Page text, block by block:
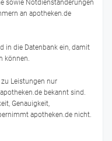
sowie Notdienständerungen
an apotheken.de
in die Datenbank ein, damit
können.
Leistungen nur
bekannt sind.
Genauigkeit,
apotheken.de nicht.